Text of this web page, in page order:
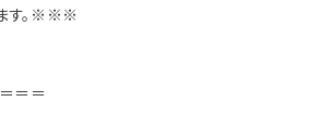
す。※※※
＝＝